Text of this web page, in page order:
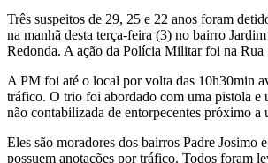
Três suspeitos de 29, 25 e 22 anos foram
na manhã desta terça-feira (3) no bairro
Redonda. A ação da Polícia Militar foi na Rua
A PM foi até o local por volta das 10h30min
tráfico. O trio foi abordado com uma pistola e
não contabilizada de entorpecentes próximo a
Eles são moradores dos bairros Padre Josimo
possuem anotações por tráfico. Todos foram